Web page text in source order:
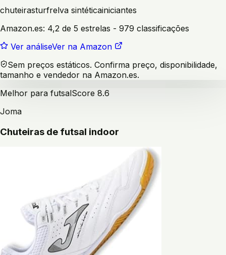
chuteirasturfrelva sintéticainiciantes
Amazon.es: 4,2 de 5 estrelas - 979 classificações
Ver análiseVer na Amazon
Sem preços estáticos. Confirma preço, disponibilidade,
tamanho e vendedor na Amazon.es.
Melhor para futsalScore 8.6
Joma
Chuteiras de futsal indoor